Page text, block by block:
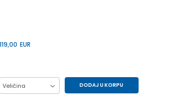
119,00 EUR
Veličina DODAJ U KORPU